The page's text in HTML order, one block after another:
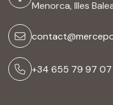
Menorca, Illes
+34 655 79 97 07